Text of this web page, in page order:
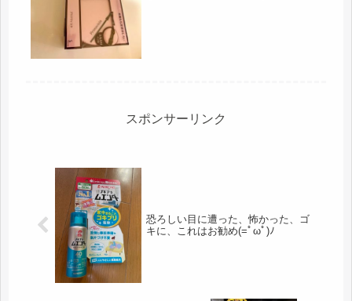
スポンサーリンク
恐ろしい目に遭った、怖かった、ゴ
キに、これはお勧め(=ﾟωﾟ)ﾉ